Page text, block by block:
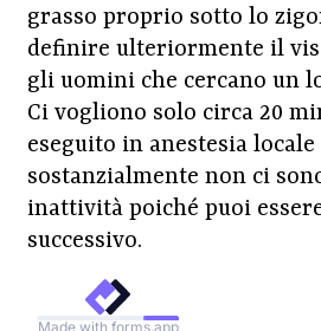
grasso proprio sotto lo
definire ulteriormente il
gli uomini che cercano un
Ci vogliono solo circa 20
eseguito in anestesia locale
sostanzialmente non ci
inattività poiché puoi
successivo.